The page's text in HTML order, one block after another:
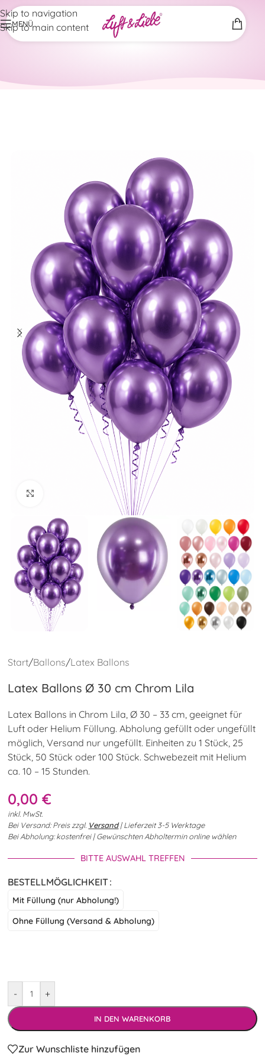
Skip to navigation
Skip to main content
MENÜ
Klick zum Vergrößern
Start/Ballons/Latex Ballons
Latex Ballons Ø 30 cm Chrom Lila
Latex Ballons in Chrom Lila, Ø 30 – 33 cm, geeignet für
Luft oder Helium Füllung. Abholung gefüllt oder ungefüllt
möglich, Versand nur ungefüllt. Einheiten zu 1 Stück, 25
Stück, 50 Stück oder 100 Stück. Schwebezeit mit Helium
ca. 10 – 15 Stunden.
0,00€
inkl. MwSt.
Bei Versand: Preis zzgl. Versand| Lieferzeit 3-5 Werktage
Bei Abholung: kostenfrei | Gewünschten Abholtermin online wählen
BITTE AUSWAHL TREFFEN
BESTELLMÖGLICHKEIT
Mit Füllung (nur Abholung!)
Ohne Füllung (Versand & Abholung)
- +
IN DEN WARENKORB
Zur Wunschliste hinzufügen